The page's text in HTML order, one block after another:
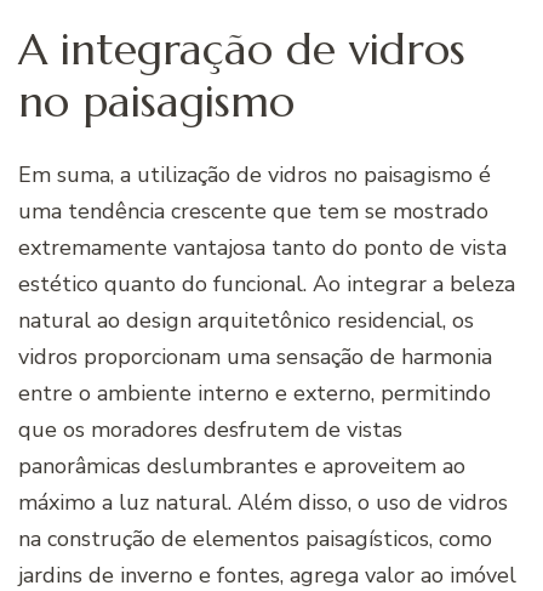
A integração de vidros
no paisagismo
Em suma, a utilização de vidros no paisagismo é
uma tendência crescente que tem se mostrado
extremamente vantajosa tanto do ponto de vista
estético quanto do funcional. Ao integrar a beleza
natural ao design arquitetônico residencial, os
vidros proporcionam uma sensação de harmonia
entre o ambiente interno e externo, permitindo
que os moradores desfrutem de vistas
panorâmicas deslumbrantes e aproveitem ao
máximo a luz natural. Além disso, o uso de vidros
na construção de elementos paisagísticos, como
jardins de inverno e fontes, agrega valor ao imóvel